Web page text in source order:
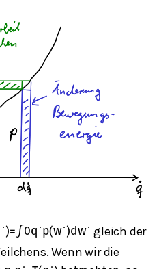
˙ )= ∫ 0q ˙p(w˙ )dw˙ gleich der
Wenn wir die